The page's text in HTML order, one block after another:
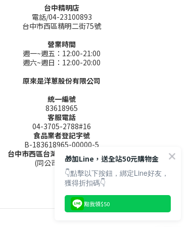
台中精明店
電話/04-23100893
台中市西區精明二街75號
營業時間
週一~週五：12:00-21:00
週六~週日：12:00-20:00
原來是洋蔥股份有限公司
統一編號
83618965
客服電話
04-3705-2788#16
食品業者登記字號
B-183618965-00000-5
台中市西區台灣大道二段285號9樓
(同公司聯絡地址)🎁加Line，送全站50元購物金
👇點擊以下按鈕，綁定Line好友，
獲得折扣碼👇
點我領$50